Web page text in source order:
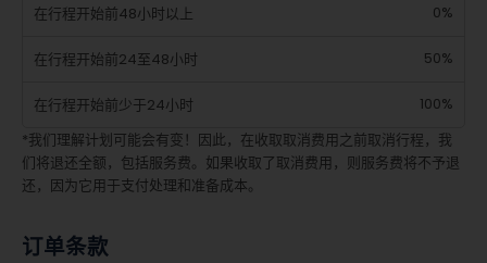
在行程开始前48小时以上
0%
在行程开始前24至48小时 50%
在行程开始前少于24小时
100%
*我们理解计划可能会有变！因此，在收取取消费用之前取消行程，我
们将退还全额，包括服务费。如果收取了取消费用，则服务费将不予退
还，因为它用于支付处理和准备成本。
订单条款